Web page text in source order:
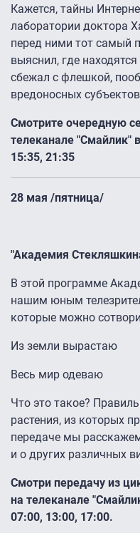
Кажется, тайны
лаборатории доктора
перед ними тот самый
выяснил, где
сбежал с флешкой,
вредоносных
Смотрите очередную
телеканале "Смайлик"
15:35, 21:35
28 мая /пятница/
"Академия
В этой программе
нашим юным
которые можно
Из земли вырастаю
Весь мир одеваю
Что это такое?
растения, из которых
передаче мы
и о других различных
Смотри передачу из
на телеканале
07:00, 13:00, 17:00.